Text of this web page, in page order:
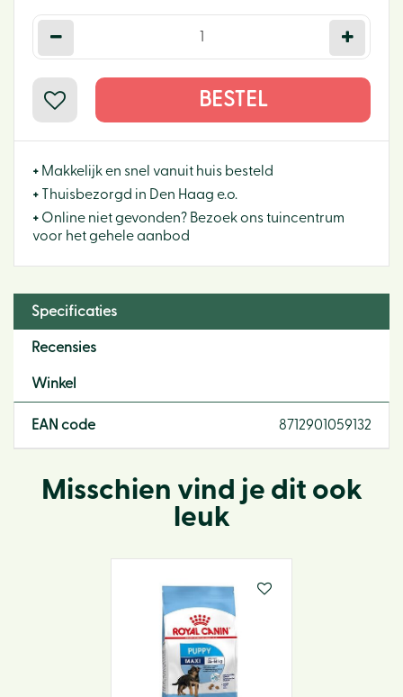
+ Makkelijk en snel vanuit huis besteld
+ Thuisbezorgd in Den Haag e.o.
+ Online niet gevonden? Bezoek ons tuincentrum
voor het gehele aanbod
Specificaties
Recensies
Winkel
EAN code 8712901059132
Misschien vind je dit ook
leuk